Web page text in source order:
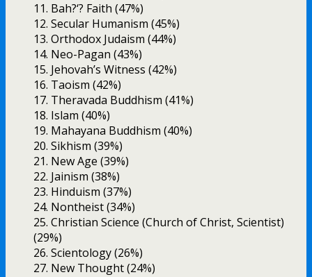
11. Bah?‘? Faith (47%)
12. Secular Humanism (45%)
13. Orthodox Judaism (44%)
14. Neo-Pagan (43%)
15. Jehovah’s Witness (42%)
16. Taoism (42%)
17. Theravada Buddhism (41%)
18. Islam (40%)
19. Mahayana Buddhism (40%)
20. Sikhism (39%)
21. New Age (39%)
22. Jainism (38%)
23. Hinduism (37%)
24. Nontheist (34%)
25. Christian Science (Church of Christ, Scientist)
(29%)
26. Scientology (26%)
27. New Thought (24%)